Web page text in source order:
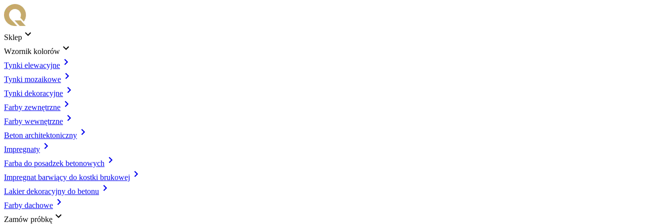
Sklep
Wzornik kolorów
Tynki elewacyjne
Tynki mozaikowe
Tynki dekoracyjne
Farby zewnętrzne
Farby wewnętrzne
Beton architektoniczny
Impregnaty
Farba do posadzek betonowych
Impregnat barwiący do kostki brukowej
Lakier dekoracyjny do betonu
Farby dachowe
Zamów próbkę